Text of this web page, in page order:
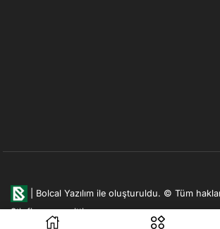
Bolcal Yazılım ile oluşturuldu. © Tüm
Şti. firmasına aittir.